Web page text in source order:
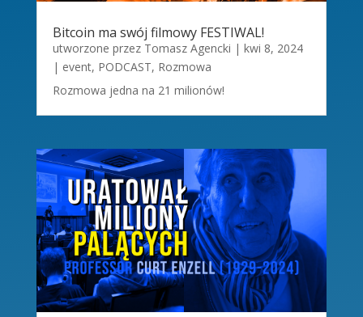
Bitcoin ma swój filmowy FESTIWAL!
utworzone przez Tomasz Agencki | kwi 8, 2024
| event, PODCAST, Rozmowa
Rozmowa jedna na 21 milionów!